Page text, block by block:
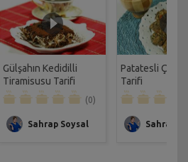
Gülşahın Kedidilli
Tiramisusu Tarifi
(0)
Sahrap Soysal
Patatesli Çıtır
Tarifi
Sahrap